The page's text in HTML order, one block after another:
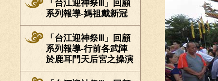
「台江迎神祭Ⅲ」回顧
系列報導-媽祖戴新冠
「台江迎神祭Ⅲ」回顧
系列報導-行前各武陣
於鹿耳門天后宮之操演